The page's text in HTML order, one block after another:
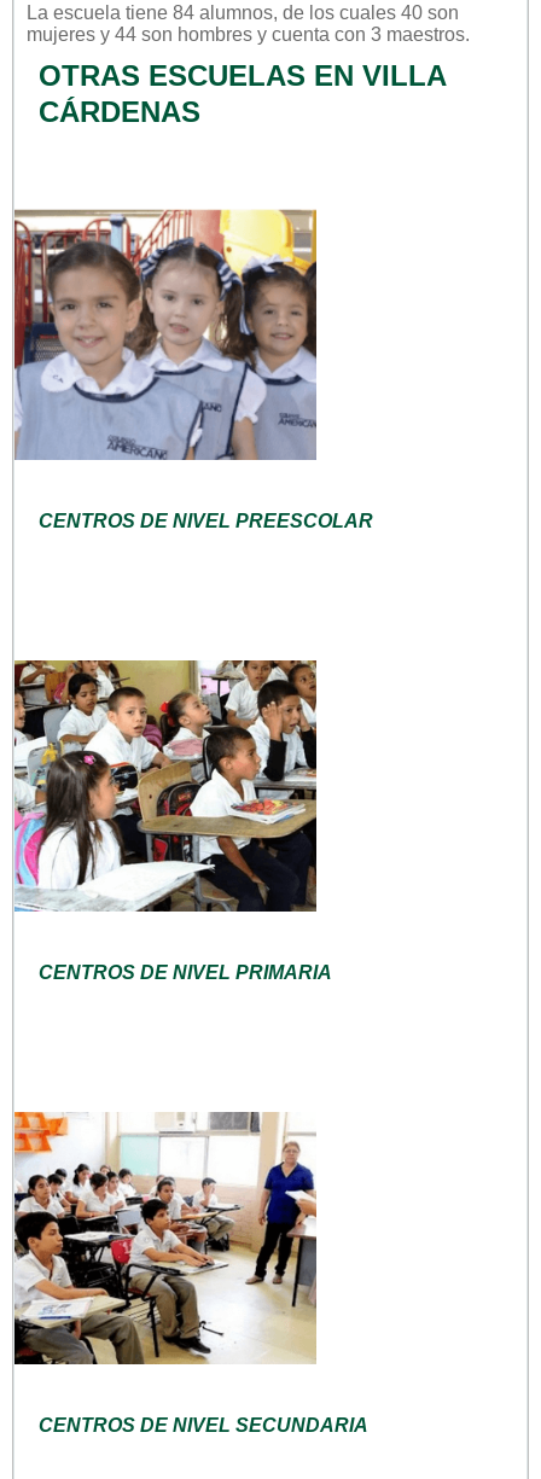
La escuela tiene 84 alumnos, de los cuales 40 son
mujeres y 44 son hombres y cuenta con 3 maestros.
OTRAS ESCUELAS EN VILLA
CÁRDENAS
CENTROS DE NIVEL PREESCOLAR
CENTROS DE NIVEL PRIMARIA
CENTROS DE NIVEL SECUNDARIA